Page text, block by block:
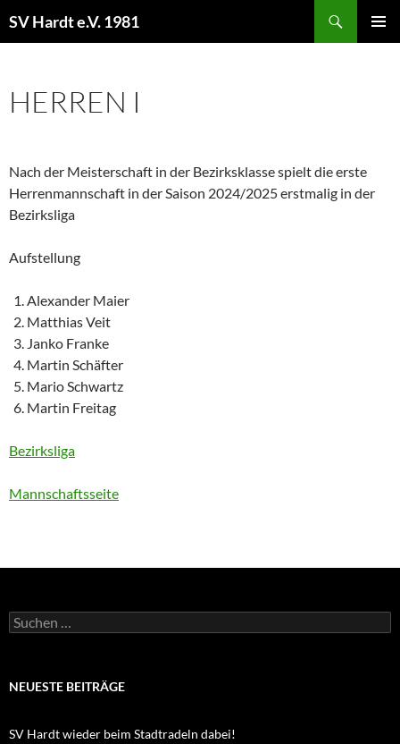
Inhalt
SV Hardt e.V. 1981
HERREN I
Nach der Meisterschaft in der Bezirksklasse spielt die erste
Herrenmannschaft in der Saison 2024/2025 erstmalig in der
Bezirksliga
Aufstellung
Alexander Maier
Matthias Veit
Janko Franke
Martin Schäfter
Mario Schwartz
Martin Freitag
Bezirksliga
Mannschaftsseite
Suchen
nach:
NEUESTE BEITRÄGE
SV Hardt wieder beim Stadtradeln dabei!